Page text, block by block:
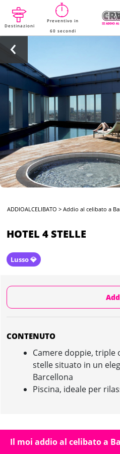
Destinazioni
Preventivo in
60 secondi
ADDIOALCELIBATO >Addio al celibato a
HOTEL 4 STELLE
Lusso 💎
Add
CONTENUTO
Camere doppie, triple
stelle situato in un
Barcellona
Piscina, ideale per
HOTEL 4 STELLE IN
PRESENTAZIONE
Il moi addio al celibato a